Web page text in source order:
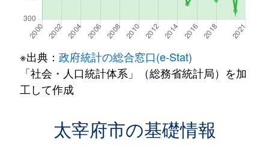
※出典： 政府統計の総合窓口(e-Stat)
「社会・人口統計体系」（総務省統計局）を加
工して作成
太宰府市の基礎情報